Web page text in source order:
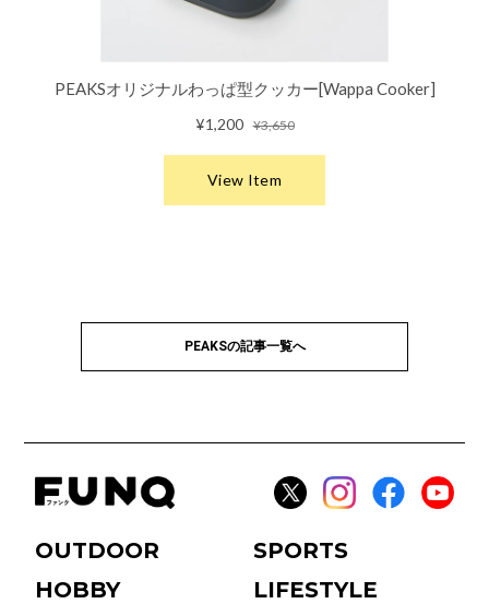
PEAKSの記事一覧へ
OUTDOOR
SPORTS
HOBBY
LIFESTYLE